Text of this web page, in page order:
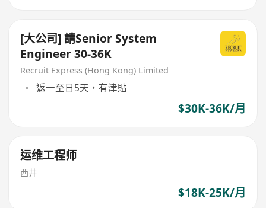
[大公司] 請Senior System
Engineer 30-36K
Recruit Express (Hong Kong) Limited
返一至日5天，有津貼
$30K-36K/月
运维工程师
西井
$18K-25K/月